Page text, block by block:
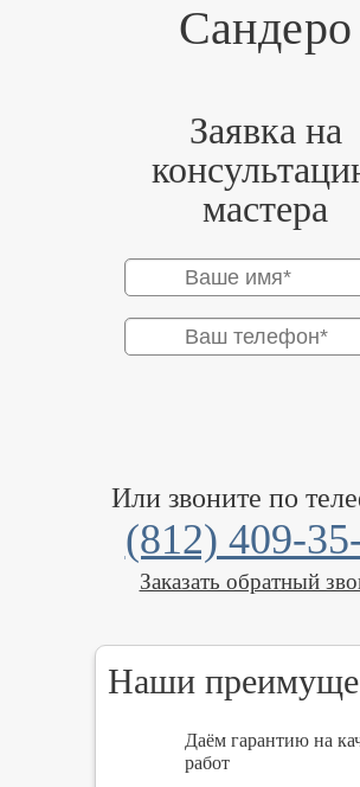
Сандеро
Заявка на
мастера
Или звоните по
(812) 409-
Заказать обратный
Наши
Даём гарантию на
работ